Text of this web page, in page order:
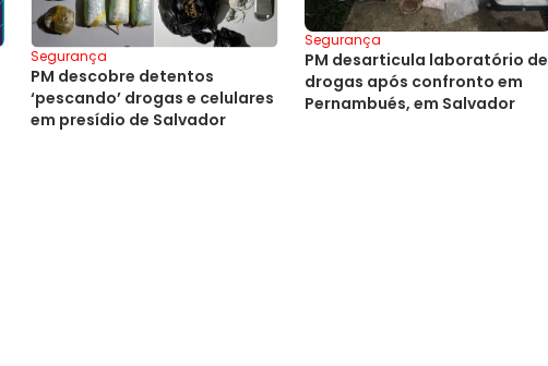
Segurança
PM descobre detentos
‘pescando’ drogas e celulares
em presídio de Salvador
Segurança
PM desarticula laboratório de
drogas após confronto em
Pernambués, em Salvador